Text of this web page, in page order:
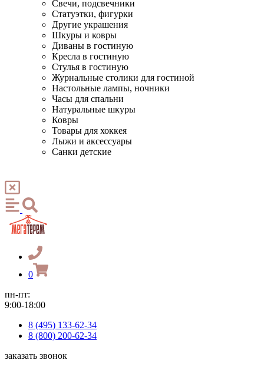
Свечи, подсвечники
Статуэтки, фигурки
Другие украшения
Шкуры и ковры
Диваны в гостиную
Кресла в гостиную
Стулья в гостиную
Журнальные столики для гостиной
Настольные лампы, ночники
Часы для спальни
Натуральные шкуры
Ковры
Товары для хоккея
Лыжи и аксессуары
Санки детские
0
пн-пт:
9:00-18:00
8 (495) 133-62-34
8 (800) 200-62-34
заказать звонок